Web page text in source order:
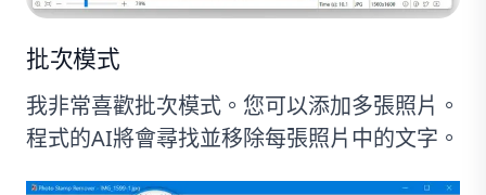
批次模式
我非常喜歡批次模式。您可以添加多張照片。
程式的AI將會尋找並移除每張照片中的文字。